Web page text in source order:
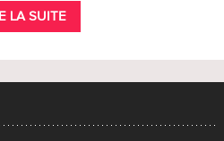
LA SUITE